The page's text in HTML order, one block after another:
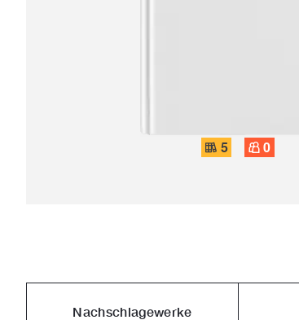
5 0
Nachschlagewerke